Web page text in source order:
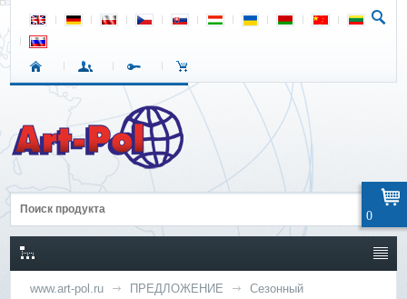
www.art-pol.ru ПРЕДЛОЖЕНИЕ
Сезонный
0